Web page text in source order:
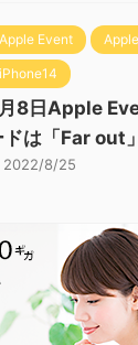
Apple Event
iPhone14
8日Apple
ドは「Far out
2022/8/25